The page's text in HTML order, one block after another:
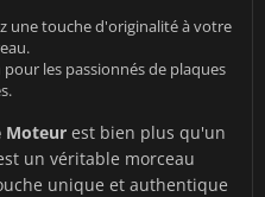
une touche d'originalité à votre
les passionnés de plaques
Moteur est bien plus qu'un
un véritable morceau
unique et authentique